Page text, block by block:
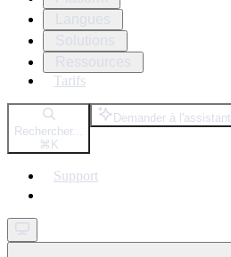
Tarifs
Rechercher...
⌘ K
Demander à l'assistant
Support